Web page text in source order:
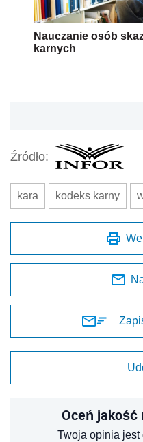
Nauczanie osób
karnych
Źródło:
kara kodeks karny
Oceń jakość
Twoja opinia jest